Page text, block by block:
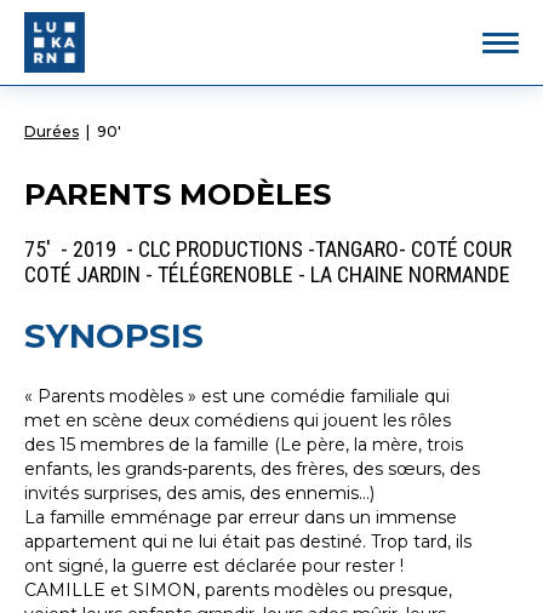
Durées 90'
PARENTS MODÈLES
75' - 2019 - CLC PRODUCTIONS -TANGARO- COTÉ COUR
COTÉ JARDIN - TÉLÉGRENOBLE - LA CHAINE NORMANDE
SYNOPSIS
« Parents modèles » est une comédie familiale qui
met en scène deux comédiens qui jouent les rôles
des 15 membres de la famille (Le père, la mère, trois
enfants, les grands-parents, des frères, des sœurs, des
invités surprises, des amis, des ennemis…)
La famille emménage par erreur dans un immense
appartement qui ne lui était pas destiné. Trop tard, ils
ont signé, la guerre est déclarée pour rester !
CAMILLE et SIMON, parents modèles ou presque,